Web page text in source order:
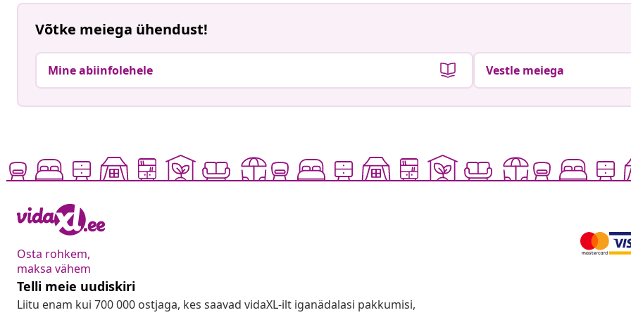
Võtke meiega ühendust!
Mine abiinfolehele Vestle meiega
Osta rohkem,
maksa vähem
Telli meie uudiskiri
Liitu enam kui 700 000 ostjaga, kes saavad vidaXL-ilt iganädalasi pakkumisi,